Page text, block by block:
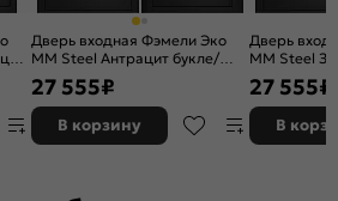
80.9
Дверь входная Фэмели Эко
ММ Steel Антрацит букле/
Антрацит букле, 2 замка
27 555₽
В корзину
Дверь
ММ Steel
букле/
замка, с
27 555₽
В